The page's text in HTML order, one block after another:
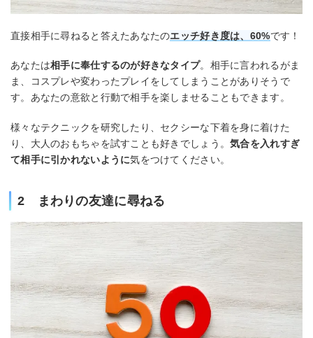
直接相手に尋ねると答えたあなたのエッチ好き度は、60%です！
あなたは相手に奉仕するのが好きなタイプ。相手に言われるがま
ま、コスプレや変わったプレイをしてしまうことがありそうで
す。あなたの意欲と行動で相手を楽しませることもできます。
様々なテクニックを研究したり、セクシーな下着を身に着けた
り、大人のおもちゃを試すことも好きでしょう。気合を入れすぎ
て相手に引かれないように気をつけてください。
2 まわりの友達に尋ねる